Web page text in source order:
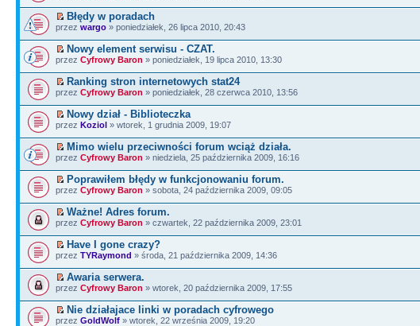
Błędy w poradach
przez wargo » poniedziałek, 26 lipca 2010, 20:43
Nowy element serwisu - CZAT.
przez Cyfrowy Baron » poniedziałek, 19 lipca 2010, 13:30
Ranking stron internetowych stat24
przez Cyfrowy Baron » poniedziałek, 28 czerwca 2010, 13:56
Nowy dział - Biblioteczka
przez Koziol » wtorek, 1 grudnia 2009, 19:07
Mimo wielu przeciwności forum wciąż działa.
przez Cyfrowy Baron » niedziela, 25 października 2009, 16:16
Poprawiłem błędy w funkcjonowaniu forum.
przez Cyfrowy Baron » sobota, 24 października 2009, 09:05
Ważne! Adres forum.
przez Cyfrowy Baron » czwartek, 22 października 2009, 23:01
Have I gone crazy?
przez TYRaymond » środa, 21 października 2009, 14:36
Awaria serwera.
przez Cyfrowy Baron » wtorek, 20 października 2009, 17:55
Nie działajace linki w poradach cyfrowego
przez GoldWolf » wtorek, 22 września 2009, 19:20